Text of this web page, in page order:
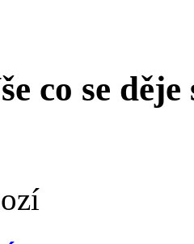
co se